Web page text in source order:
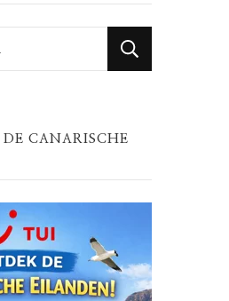
CANARISCHE